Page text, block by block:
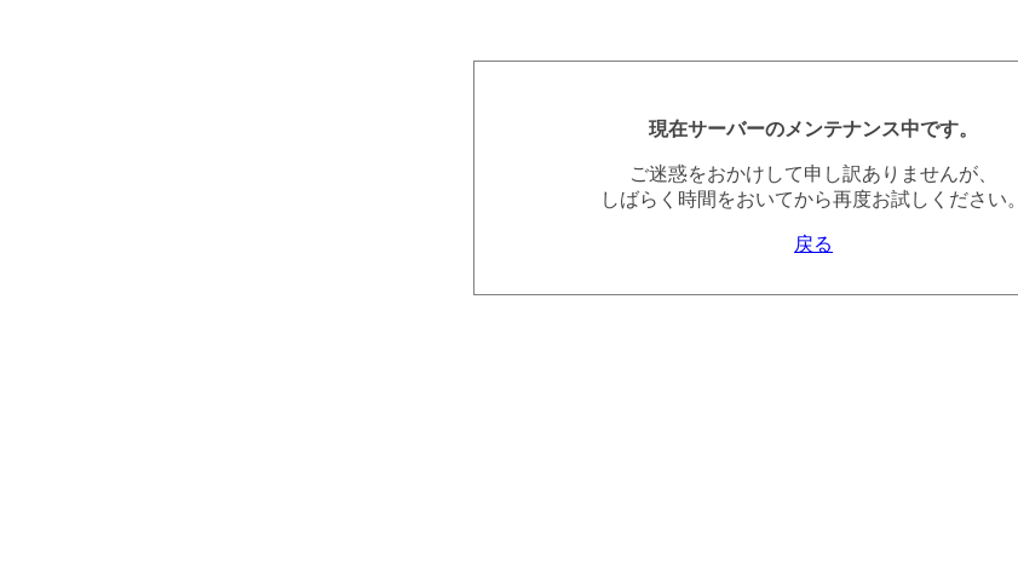
現在サーバーのメンテナンス中です。
ご迷惑をおかけして申し訳ありませんが、
しばらく時間をおいてから再度お試しください。
戻る